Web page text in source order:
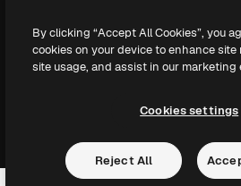
Reddit
reservados.
By clicking “Accept All Cookies”, you
cookies on your device to enhance
site usage, and assist in our marketing
Cookies settings
Reject All